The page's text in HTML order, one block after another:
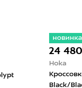
новинка
24
Hoka
Black/